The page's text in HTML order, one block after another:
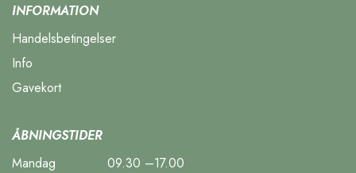
INFORMATION
Handelsbetingelser
Info
Gavekort
ÅBNINGSTIDER
Mandag
09.30 –17.00